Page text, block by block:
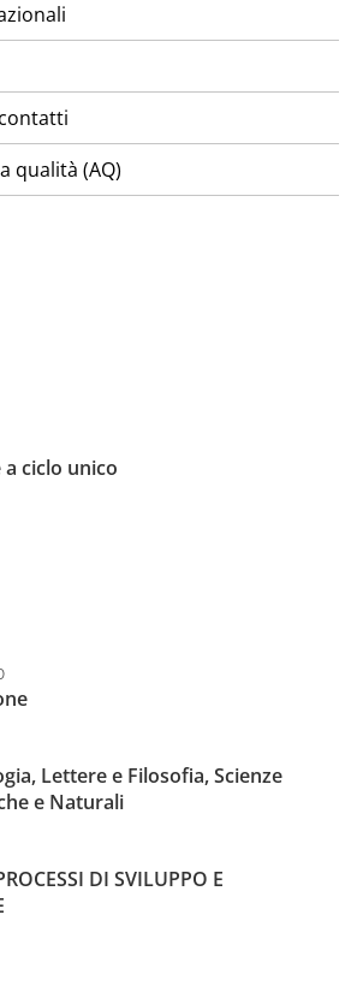
qualità (AQ)
ciclo unico
Lettere e Filosofia, Scienze
e Naturali
DI SVILUPPO E